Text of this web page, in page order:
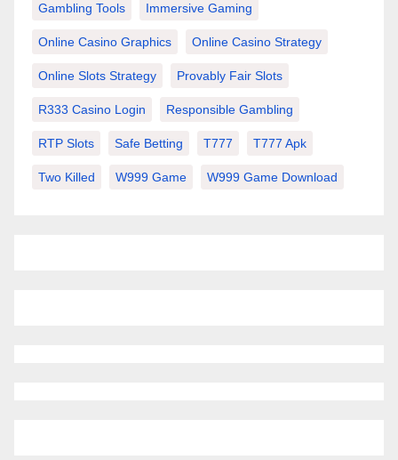
Gambling Tools Immersive Gaming
Online Casino Graphics Online Casino Strategy
Online Slots Strategy Provably Fair Slots
R333 Casino Login Responsible Gambling
RTP Slots Safe Betting T777 T777 Apk
Two Killed W999 Game W999 Game Download